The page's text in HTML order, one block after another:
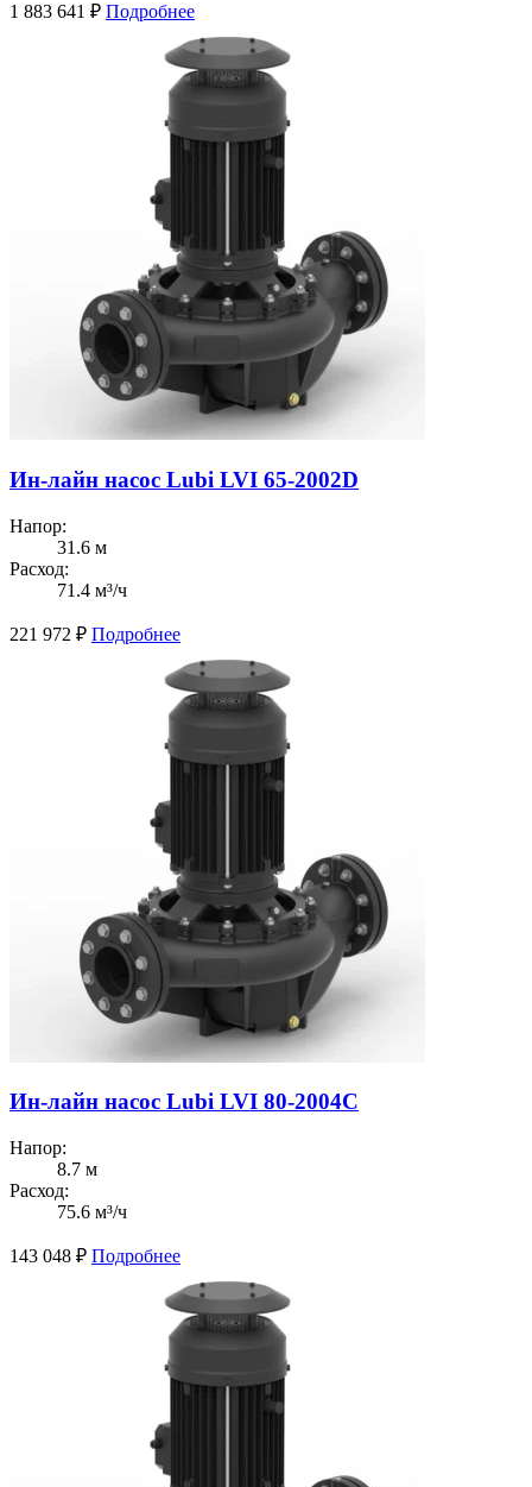
1 883 641 ₽ Подробнее
Ин-лайн насос Lubi LVI 65-2002D
Напор:
31.6 м
Расход:
71.4 м³/ч
221 972 ₽ Подробнее
Ин-лайн насос Lubi LVI 80-2004C
Напор:
8.7 м
Расход:
75.6 м³/ч
143 048 ₽ Подробнее